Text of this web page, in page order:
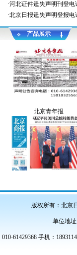
·河北证件遗失声明刊登电
·北京日报遗失声明登报电
产品展示
北京青年报
版权所有：北京
单位地
61429368 手机：